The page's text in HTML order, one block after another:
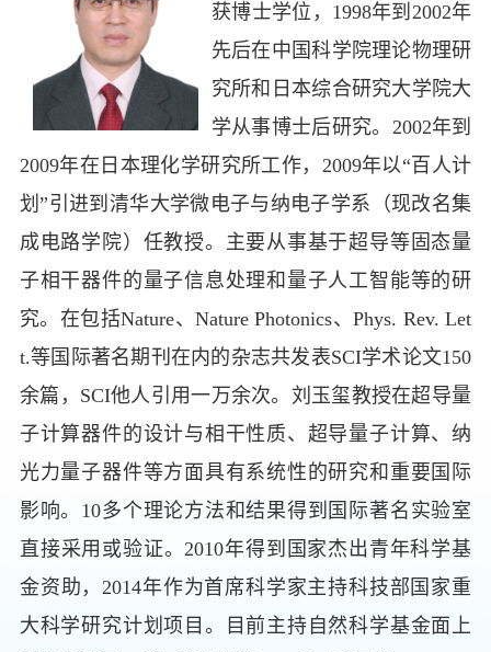
获博士学位，1998年到2002年
先后在中国科学院理论物理研
究所和日本综合研究大学院大
学从事博士后研究。2002年到
2009年在日本理化学研究所工作，2009年以“百人计
划”引进到清华大学微电子与纳电子学系（现改名集
成电路学院）任教授。主要从事基于超导等固态量
子相干器件的量子信息处理和量子人工智能等的研
究。在包括Nature、Nature Photonics、Phys. Rev. Let
t.等国际著名期刊在内的杂志共发表SCI学术论文150
余篇，SCI他人引用一万余次。刘玉玺教授在超导量
子计算器件的设计与相干性质、超导量子计算、纳
光力量子器件等方面具有系统性的研究和重要国际
影响。10多个理论方法和结果得到国际著名实验室
直接采用或验证。2010年得到国家杰出青年科学基
金资助，2014年作为首席科学家主持科技部国家重
大科学研究计划项目。目前主持自然科学基金面上